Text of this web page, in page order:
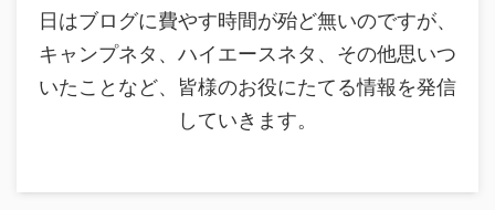
日はブログに費やす時間が殆ど無いのですが、
キャンプネタ、ハイエースネタ、その他思いつ
いたことなど、皆様のお役にたてる情報を発信
していきます。